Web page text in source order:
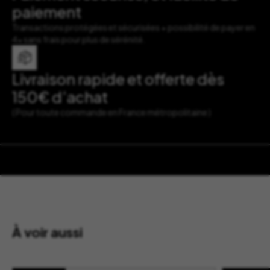
paiement
Transactions protégées et sécurisées + possibilité de payer en
4x sans frais pour plus de sérénité.
Livraison rapide et offerte dès
150€ d’achat
( Pour toute commande en France métropolitaine )
À voir aussi